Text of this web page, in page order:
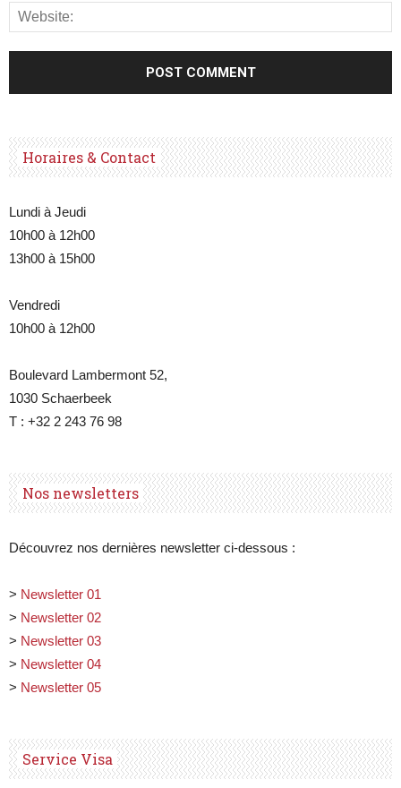
Horaires & Contact
Lundi à Jeudi
10h00 à 12h00
13h00 à 15h00
Vendredi
10h00 à 12h00
Boulevard Lambermont 52,
1030 Schaerbeek
T : +32 2 243 76 98
Nos newsletters
Découvrez nos dernières newsletter ci-dessous :
> Newsletter 01
> Newsletter 02
> Newsletter 03
> Newsletter 04
> Newsletter 05
Service Visa